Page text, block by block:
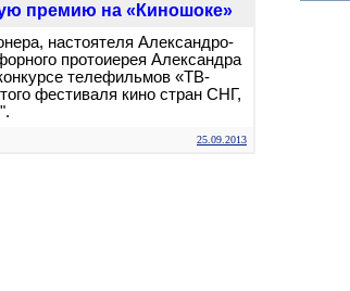
премию на «Киношоке»
настоятеля Александро-
протоиерея Александра
телефильмов «ТВ-
фестиваля кино стран СНГ,
25.09.2013